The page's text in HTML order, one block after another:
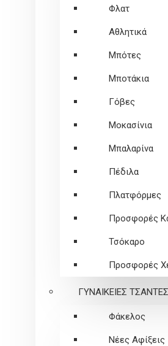
Φλατ
Αθλητικά
Μπότες
Μποτάκια
Γόβες
Μοκασίνια
Μπαλαρίνα
Πέδιλα
Πλατφόρμες
Προσφορές
Τσόκαρο
Προσφορές
ΓΥΝΑΙΚΕΙEΣ ΤΣΑΝΤΕΣ
Φάκελος
Νέες Αφίξεις